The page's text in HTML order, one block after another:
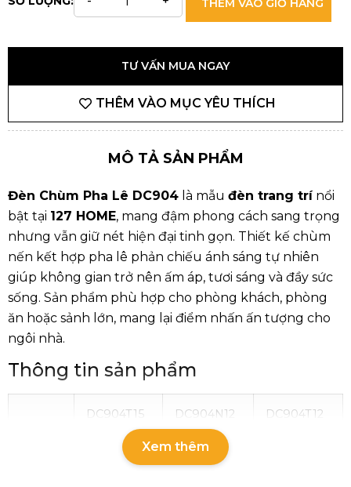
TƯ VẤN MUA NGAY
THÊM VÀO MỤC YÊU THÍCH
MÔ TẢ SẢN PHẨM
Đèn Chùm Pha Lê DC904 là mẫu đèn trang trínổi
bật tại 127 HOME, mang đậm phong cách sang trọng
nhưng vẫn giữ nét hiện đại tinh gọn. Thiết kế chùm
nến kết hợp pha lê phản chiếu ánh sáng tự nhiên
giúp không gian trở nên ấm áp, tươi sáng và đầy sức
sống. Sản phẩm phù hợp cho phòng khách, phòng
ăn hoặc sảnh lớn, mang lại điểm nhấn ấn tượng cho
ngôi nhà.
Thông tin sản phẩm
DC904T15 DC904N12 DC904T12
L1200
Xem thêm